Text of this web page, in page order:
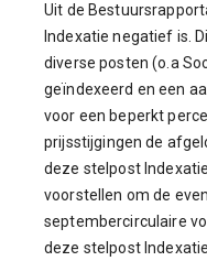
Uit de
Indexatie negatief is.
diverse posten (o.a
geïndexeerd en een
voor een beperkt
prijsstijgingen de
deze stelpost
voorstellen om de
septembercirculaire
deze stelpost